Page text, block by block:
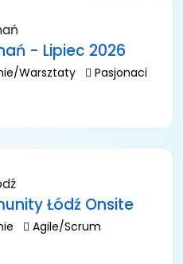
- Lipiec 2026
Warsztaty
Pasjonaci
Łódź Onsite
Agile/Scrum